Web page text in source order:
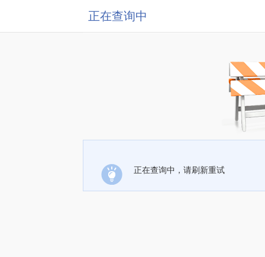
正在查询中
正在查询中，请刷新重试